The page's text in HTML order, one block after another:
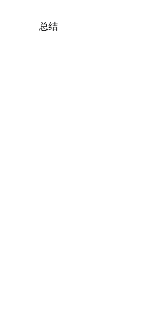
总结